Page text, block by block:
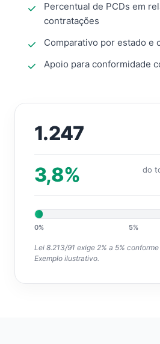
Percentual de PCDs em
contratações
Comparativo por estado e
Apoio para conformidade
1.247
3,8%
do
0% 5%
Lei 8.213/91 exige 2% a 5%
Exemplo ilustrativo.